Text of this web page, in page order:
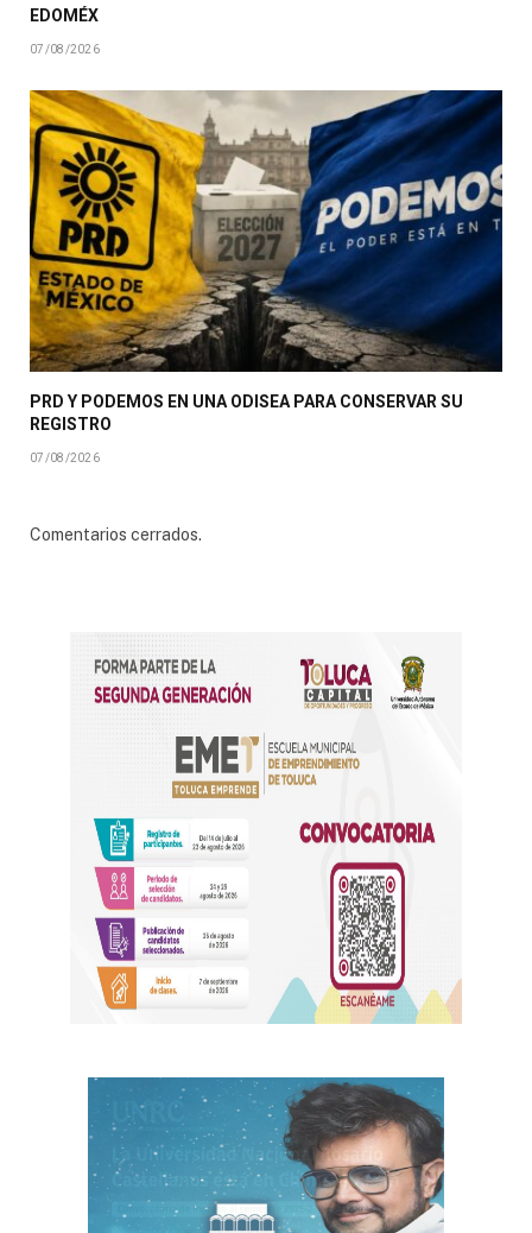
EDOMÉX
07/08/2026
PRD Y PODEMOS EN UNA ODISEA PARA CONSERVAR SU
REGISTRO
07/08/2026
Comentarios cerrados.